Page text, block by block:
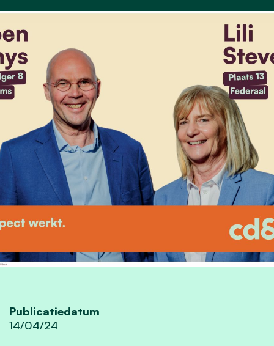
Publicatiedatum
14/04/24